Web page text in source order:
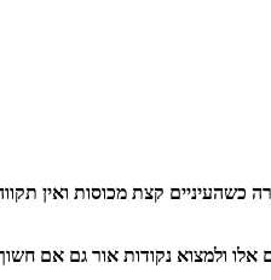
קצת מכוסות ואין
אלו ולמצוא נקודות אור גם אם